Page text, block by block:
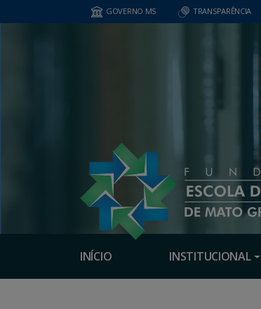
GOVERNO MS TRANSPARÊNCIA
INÍCIO INSTITUCIONAL